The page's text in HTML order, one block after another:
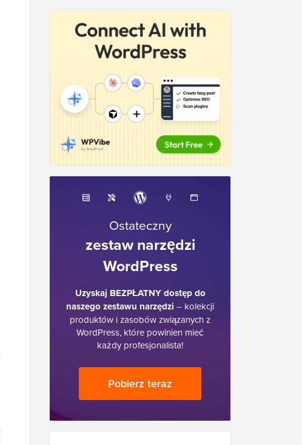
Ostateczny
zestaw narzędzi
WordPress
Uzyskaj BEZPŁATNY dostęp do
naszego zestawu narzędzi – kolekcji
produktów i zasobów związanych z
WordPress, które powinien mieć
każdy profesjonalista!
Pobierz teraz